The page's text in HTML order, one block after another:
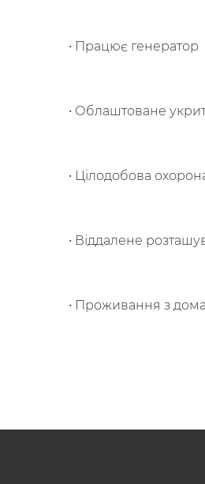
• Працює генератор
• Облаштоване
• Цілодобова
• Віддалене
• Проживання з